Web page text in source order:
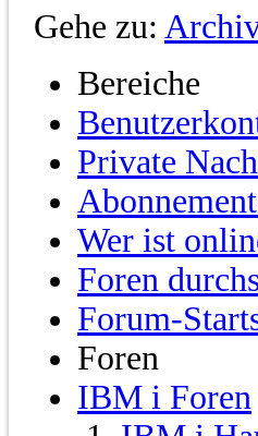
Gehe zu:
Bereiche
Private
Wer ist
Foren
Forum-
Foren
IBM i Foren